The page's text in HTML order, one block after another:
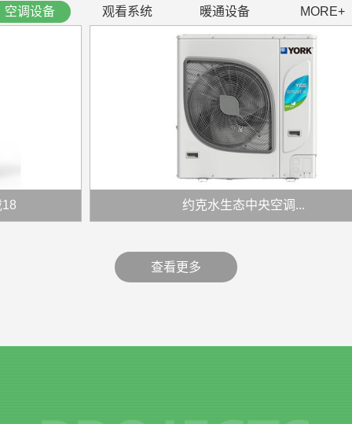
空调设备
观看系统
暖通设备 MORE+
约克水生态中央空调...
查看更多